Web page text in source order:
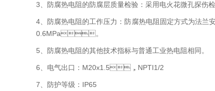
3、防腐热电阻的防腐层质量检验：采用电火花微孔探伤检
4、防腐热电阻的工作压力：防腐热电阻固定方式
0.6MPa。
5、防腐热电阻的其他技术指标与普通工业热电阻相同。
6、电气出口：M20x1.5，NPTI1/2
7、防护等级：IP65